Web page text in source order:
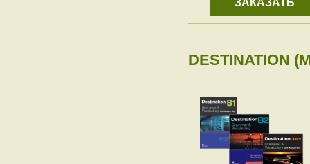
ЗАКАЗАТЬ
DESTINATION